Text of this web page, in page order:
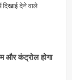
देने वाले
और कंट्रोल होगा